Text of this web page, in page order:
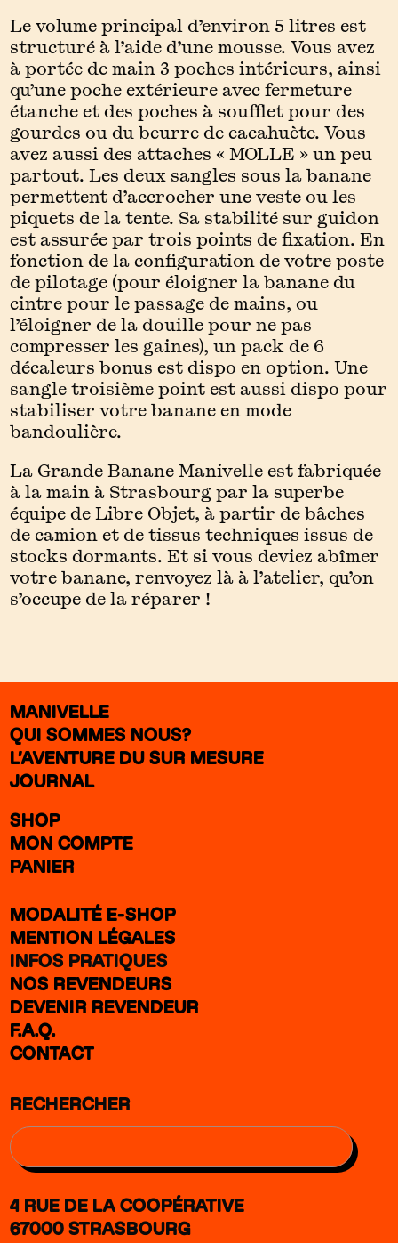
Le volume principal d’environ 5 litres est
structuré à l’aide d’une mousse. Vous avez
à portée de main 3 poches intérieurs, ainsi
qu’une poche extérieure avec fermeture
étanche et des poches à soufflet pour des
gourdes ou du beurre de cacahuète. Vous
avez aussi des attaches « MOLLE » un peu
partout. Les deux sangles sous la banane
permettent d’accrocher une veste ou les
piquets de la tente. Sa stabilité sur guidon
est assurée par trois points de fixation. En
fonction de la configuration de votre poste
de pilotage (pour éloigner la banane du
cintre pour le passage de mains, ou
l’éloigner de la douille pour ne pas
compresser les gaines), un pack de 6
décaleurs bonus est dispo en option. Une
sangle troisième point est aussi dispo pour
stabiliser votre banane en mode
bandoulière.
La Grande Banane Manivelle est fabriquée
à la main à Strasbourg par la superbe
équipe de Libre Objet, à partir de bâches
de camion et de tissus techniques issus de
stocks dormants. Et si vous deviez abîmer
votre banane, renvoyez là à l’atelier, qu’on
s’occupe de la réparer !
MANIVELLE
QUI SOMMES NOUS?
L’AVENTURE DU SUR MESURE
JOURNAL
SHOP
MON COMPTE
PANIER
MODALITÉ E-SHOP
MENTION LÉGALES
INFOS PRATIQUES
NOS REVENDEURS
DEVENIR REVENDEUR
F.A.Q.
CONTACT
RECHERCHER
4 RUE DE LA COOPÉRATIVE
67000 STRASBOURG